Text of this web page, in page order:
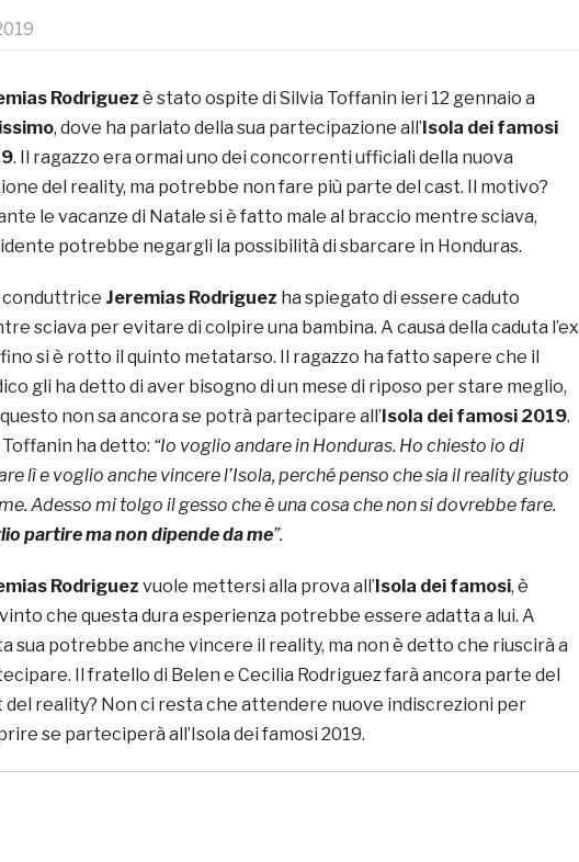
Rodriguez è stato ospite di Silvia Toffanin ieri 12 gennaio a
, dove ha parlato della sua partecipazione all’Isola dei famosi
. Il ragazzo era ormai uno dei concorrenti ufficiali della nuova
del reality, ma potrebbe non fare più parte del cast. Il motivo?
le vacanze di Natale si è fatto male al braccio mentre sciava,
potrebbe negargli la possibilità di sbarcare in Honduras.
conduttrice Jeremias Rodriguez ha spiegato di essere caduto
sciava per evitare di colpire una bambina. A causa della caduta l’ex
si è rotto il quinto metatarso. Il ragazzo ha fatto sapere che il
gli ha detto di aver bisogno di un mese di riposo per stare meglio,
non sa ancora se potrà partecipare all’Isola dei famosi 2019.
ha detto: “Io voglio andare in Honduras. Ho chiesto io di
lì e voglio anche vincere l’Isola, perché penso che sia il reality giusto
Adesso mi tolgo il gesso che è una cosa che non si dovrebbe fare.
partire ma non dipende da me”.
Rodriguez vuole mettersi alla prova all’Isola dei famosi, è
che questa dura esperienza potrebbe essere adatta a lui. A
sua potrebbe anche vincere il reality, ma non è detto che riuscirà a
Il fratello di Belen e Cecilia Rodriguez farà ancora parte del
del reality? Non ci resta che attendere nuove indiscrezioni per
se parteciperà all’Isola dei famosi 2019.